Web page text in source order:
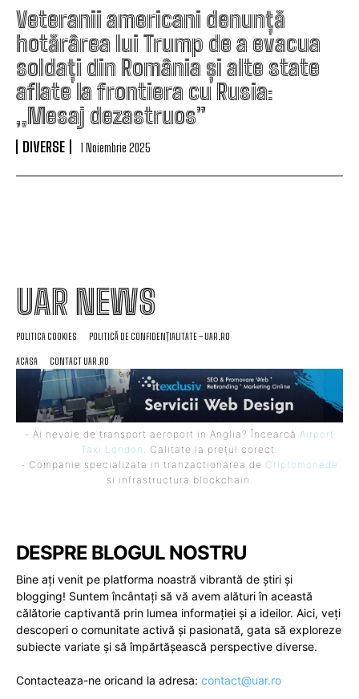
Veteranii americani denunță
hotărârea lui Trump de a evacua
soldați din România și alte state
aflate la frontiera cu Rusia:
„Mesaj dezastruos”
DIVERSE 1 Noiembrie 2025
UAR NEWS
POLITICA COOKIES POLITICĂ DE CONFIDENȚIALITATE – UAR.RO
ACASA CONTACT UAR.RO
- Ai nevoie de transport aeroport in Anglia? Încearcă Airport
Taxi London . Calitate la prețul corect.
- Companie specializata in tranzactionarea de Criptomonede
si infrastructura blockchain.
DESPRE BLOGUL NOSTRU
Bine ați venit pe platforma noastră vibrantă de știri și
blogging! Suntem încântați să vă avem alături în această
călătorie captivantă prin lumea informației și a ideilor. Aici, veți
descoperi o comunitate activă și pasionată, gata să exploreze
subiecte variate și să împărtășească perspective diverse.
Contacteaza-ne oricand la adresa: contact@uar.ro